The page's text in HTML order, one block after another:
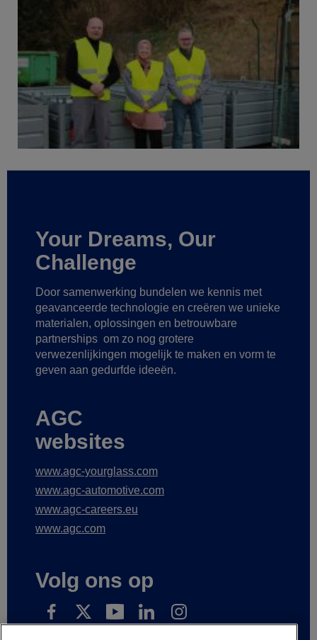
Your Dreams, Our
Challenge
Door samenwerking bundelen we kennis met
geavanceerde technologie en creëren we unieke
materialen, oplossingen en betrouwbare
partnerships om zo nog grotere
verwezenlijkingen mogelijk te maken en vorm te
geven aan gedurfde ideeën.
AGC
websites
www.agc-yourglass.com
www.agc-automotive.com
www.agc-careers.eu
www.agc.com
Volg ons op